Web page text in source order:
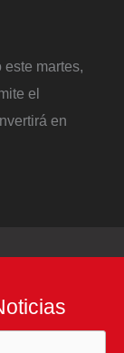
este martes,
el
en